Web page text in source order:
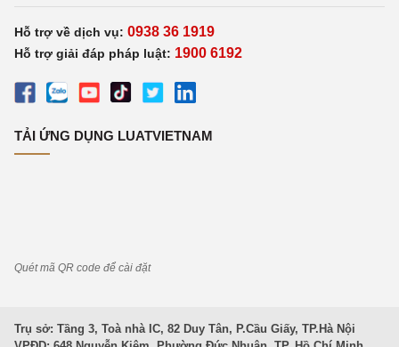
Hỗ trợ về dịch vụ: 0938 36 1919
Hỗ trợ giải đáp pháp luật: 1900 6192
TẢI ỨNG DỤNG LUATVIETNAM
Quét mã QR code để cài đặt
Trụ sở: Tầng 3, Toà nhà IC, 82 Duy Tân, P.Cầu Giấy, TP.Hà Nội